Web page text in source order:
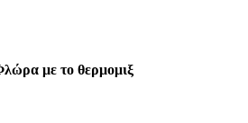
με το θερμομιξ